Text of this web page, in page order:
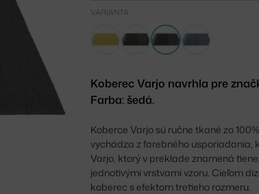
VARIANTA
Koberec Varjo navrhla pre
Farba: šedá.
Koberce Varjo sú ručne tkané zo
vychádza z farebného usporiadania,
Varjo, ktorý v preklade znamená
jednotivými vrstvami vzoru. Cieľom
koberec s efektom tretieho rozmeru.